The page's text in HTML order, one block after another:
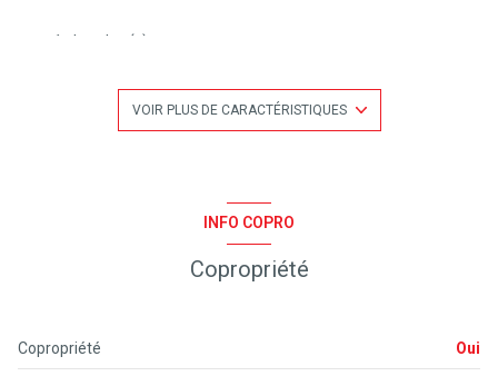
1 chambre(s)
VOIR PLUS DE CARACTÉRISTIQUES
INFO COPRO
Copropriété
Copropriété Oui